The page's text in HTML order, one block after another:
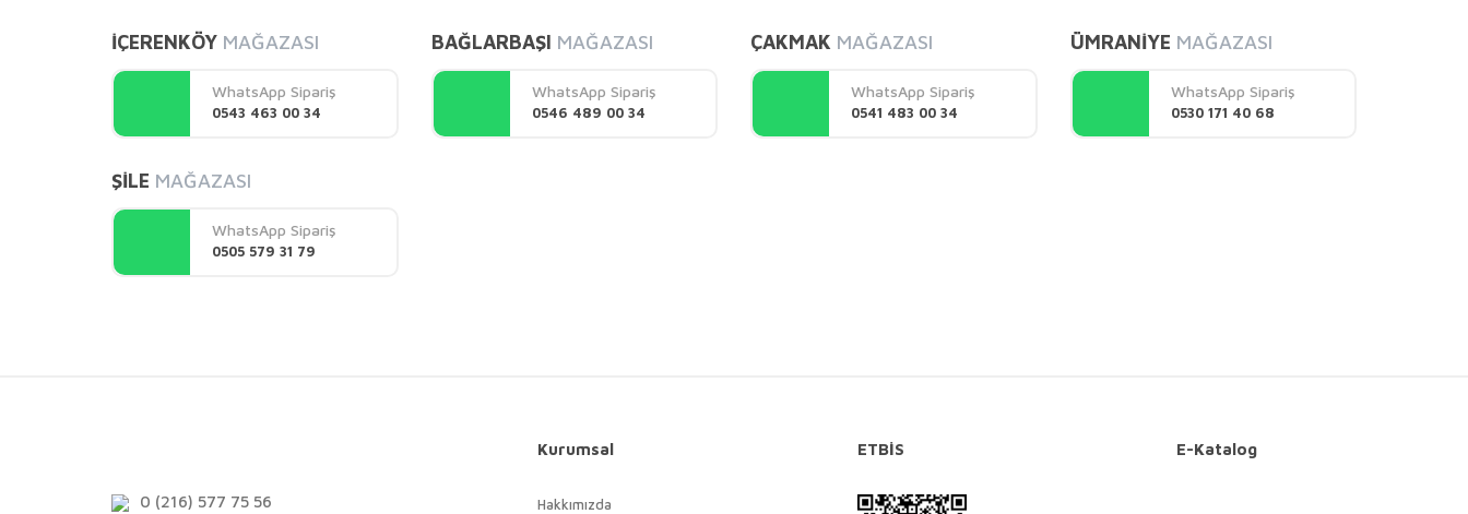
Yorum Yaz
Ürün resmi kalitesiz, bozuk veya görüntülenemiyor.
Ürün açıklamasında eksik bilgiler bulunuyor.
Ürün bilgilerinde hatalar bulunuyor.
Ürün fiyatı diğer sitelerden daha pahalı.
Bu ürüne benzer farklı alternatifler olmalı.
İÇERENKÖY MAĞAZASI
WhatsApp Sipariş
0543 463 00 34
BAĞLARBAŞI MAĞAZASI
WhatsApp Sipariş
0546 489 00 34
ÇAKMAK MAĞAZASI
WhatsApp Sipariş
0541 483 00 34
ÜMRANİYE MAĞAZASI
WhatsApp Sipariş
0530 171 40 68
ŞİLE MAĞAZASI
WhatsApp Sipariş
0505 579 31 79
0 (216) 577 75 56
Kurumsal
Hakkımızda
ETBİS E-Katalog